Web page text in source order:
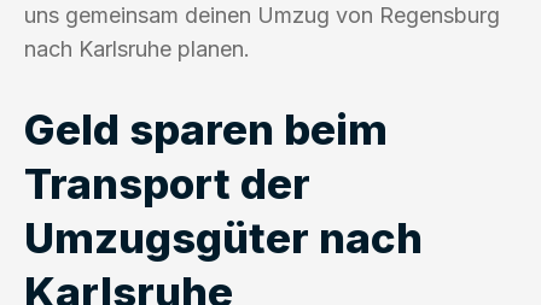
uns gemeinsam deinen Umzug von Regensburg
nach Karlsruhe planen.
Geld sparen beim
Transport der
Umzugsgüter nach
Karlsruhe